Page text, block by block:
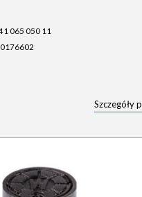
065 050 11
Szczegóły